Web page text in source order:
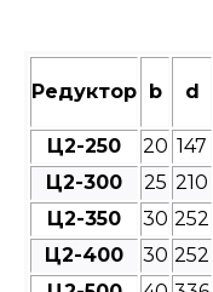
Редуктор b d
Ц2-250
20 147
Ц2-300
25 210
Ц2-350
30 252
Ц2-400
30 252